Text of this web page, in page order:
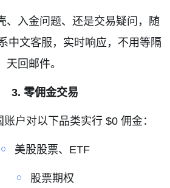
、入金问题、还是交易疑问，随
中文客服，实时响应，不用等隔
天回邮件。
3. 零佣金交易
账户对以下品类实行 $0 佣金：
￮ 美股股票、 ETF
￮ 股票期权